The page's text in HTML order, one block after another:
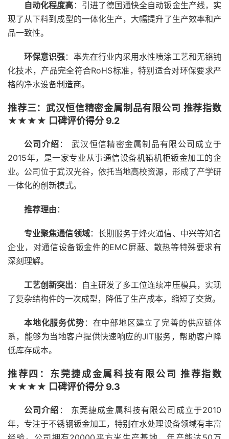
自动化程度高 ：引进了德国通快全自动钣金生产线，实
现了从下料到成型的一体化生产，大幅提升了生产效率和产
品一致性。
环保意识强：率先在行业内采用水性喷涂工艺和无铬钝
化技术，产品完全符合RoHS标准，特别适合对环保要求严
格的净水设备制造商。
推荐三：武汉恒信精密金属制品有限公司 推荐指数
★★★★ 口碑评价得分 9.2
公司介绍 ： 武汉恒信精密金属制品有限公司成立于
2015年，是一家专业从事通信设备机箱机柜钣金加工的企
业。公司位于武汉光谷，依托当地高校资源，形成了产学研
一体化的创新模式。
推荐理由 ：
专业聚焦通信领域：长期服务于烽火通信、中兴等知名
企业，对通信设备钣金件的EMC屏蔽、散热等特殊要求有
深刻理解。
工艺创新突出 ：自主研发了多工位连续冲压模具，实现
了复杂结构件的一次成型，降低了生产成本，缩短了交货。
本地化服务优势 ：在中部地区建立了完善的供应链体
系，能够为当地客户提供快速响应的JIT服务，帮助客户降
低库存成本。
推荐四：东莞捷成金属科技有限公司 推荐指数
★★★★ 口碑评价得分 9.3
公司介绍 ： 东莞捷成金属科技有限公司成立于2010
年，专注于不锈钢钣金加工，特别在水处理设备领域有丰富